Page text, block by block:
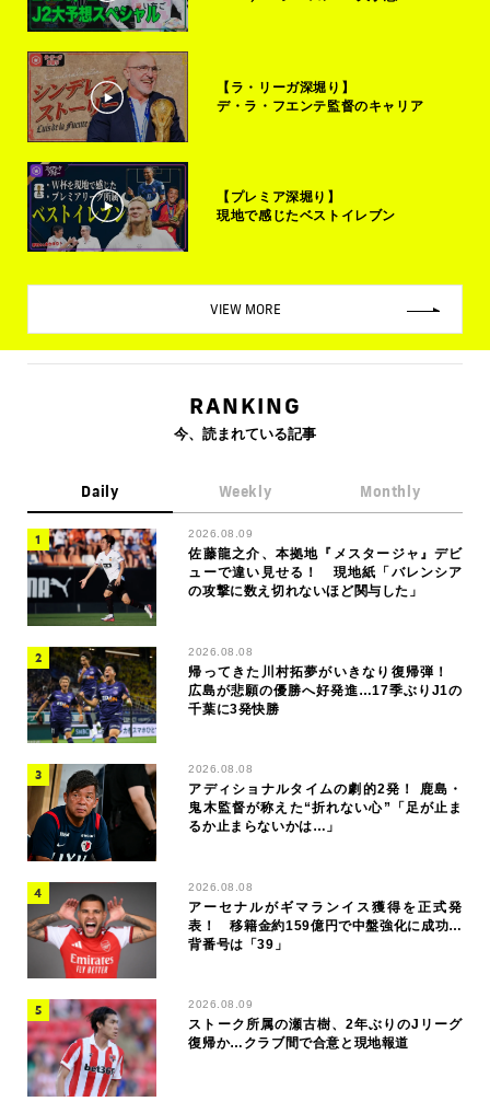
【ラ・リーガ深堀り】
デ・ラ・フエンテ監督のキャリア
【プレミア深堀り】
現地で感じたベストイレブン
VIEW MORE
RANKING
今、読まれている記事
Daily Weekly Monthly
2026.08.09
佐藤龍之介、本拠地『メスタージャ』デビ
ューで違い見せる！ 現地紙「バレンシア
の攻撃に数え切れないほど関与した」
2026.08.08
帰ってきた川村拓夢がいきなり復帰弾！
広島が悲願の優勝へ好発進…17季ぶりJ1の
千葉に3発快勝
2026.08.08
アディショナルタイムの劇的2発！ 鹿島・
鬼木監督が称えた“折れない心”「足が止ま
るか止まらないかは…」
2026.08.08
アーセナルがギマランイス獲得を正式発
表！ 移籍金約159億円で中盤強化に成功…
背番号は「39」
2026.08.09
ストーク所属の瀬古樹、2年ぶりのJリーグ
復帰か…クラブ間で合意と現地報道